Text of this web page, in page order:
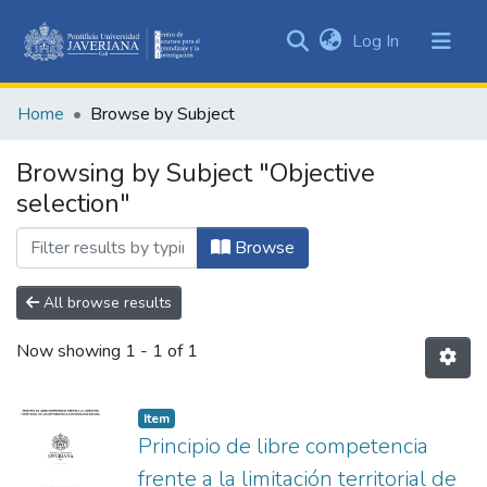
&
All of DSpace
Log In (current)
Home Browse by Subject
Browsing by Subject "Objective
selection"
Browse
All browse results
Now showing 1 - 1 of 1
Item
Principio de libre competencia
frente a la limitación territorial de